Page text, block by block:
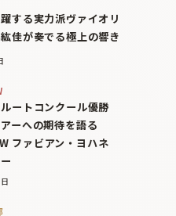
する実力派ヴァイオリ
佳が奏でる極上の響き
ートコンクール優勝
ーへの期待を語る
ファビアン・ヨハネ